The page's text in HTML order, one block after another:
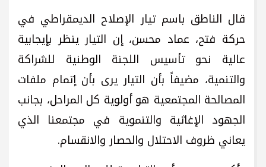
قال الناطق باسم تيار الإصلاح الديمقراطي في
حركة فتح، عماد محسن، إن التيار ينظر بإيجابية
عالية نحو تأسيس اللجنة الوطنية للشراكة
والتنمية، مضيفاً بأن التيار يرى بأن إتمام ملفات
المصالحة المجتمعية هو أولوية كل المراحل، بجانب
الجهود الإغاثية والتنموية في مجتمعنا الذي
يعاني ظروف الاحتلال والحصار والانقسام.